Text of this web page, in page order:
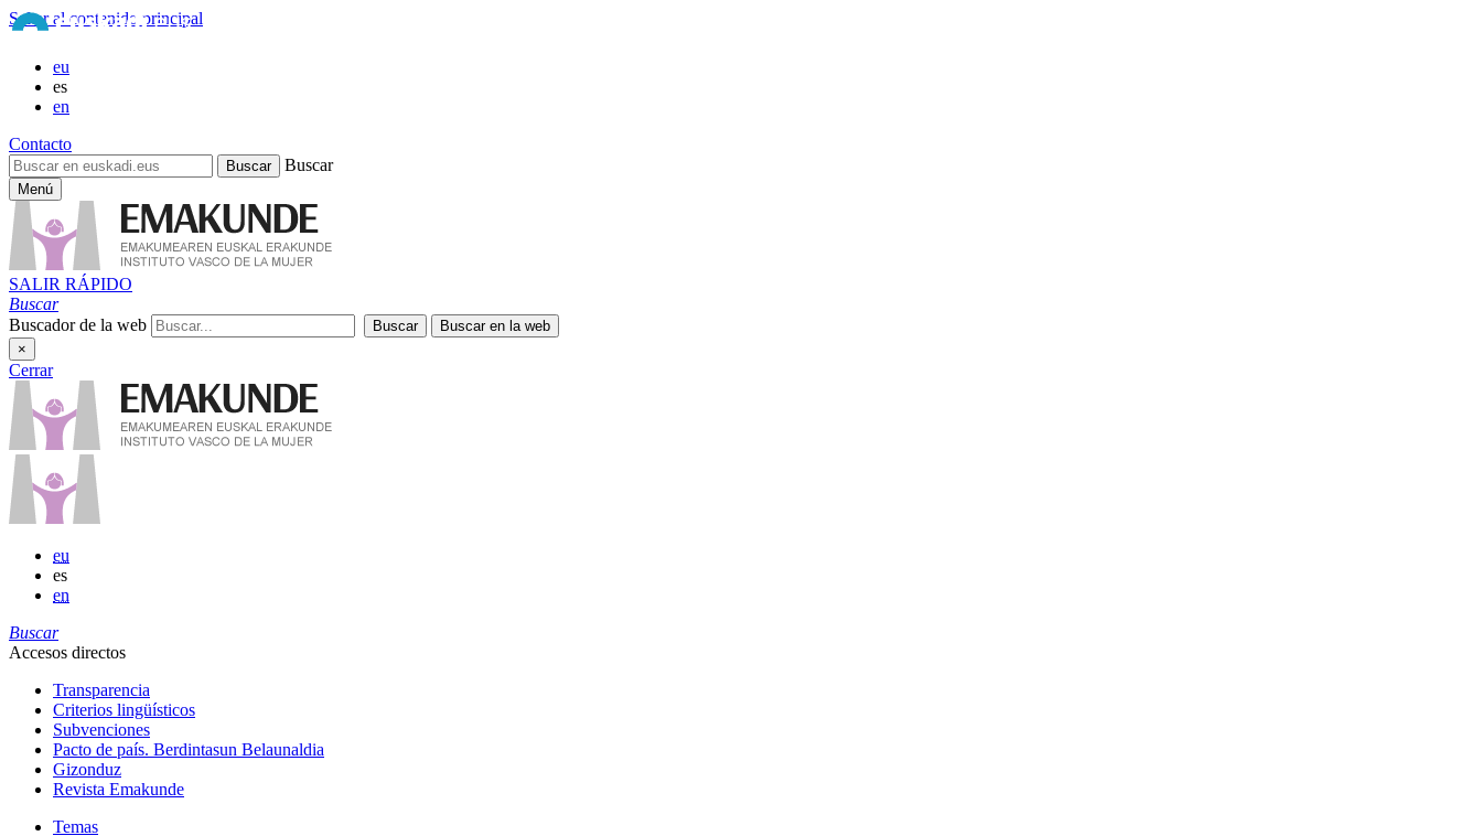
Saltar al contenido principal
eu
es
en
Contacto
Buscar
Menú
SALIR RÁPIDO
Buscar
Buscador de la web
×
Cerrar
eu
es
en
Buscar
Accesos directos
Transparencia
Criterios lingüísticos
Subvenciones
Pacto de país. Berdintasun Belaunaldia
Gizonduz
Revista Emakunde
Temas